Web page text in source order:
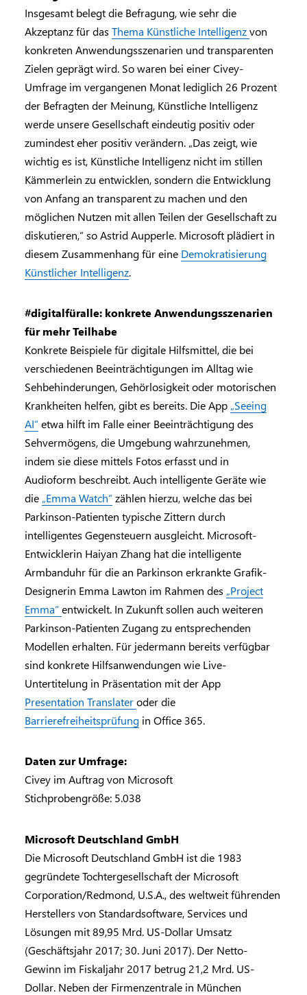
Insgesamt belegt die Befragung, wie sehr die
Akzeptanz für das Thema Künstliche Intelligenzvon
konkreten Anwendungsszenarien und transparenten
Zielen geprägt wird. So waren bei einer Civey-
Umfrage im vergangenen Monat lediglich 26 Prozent
der Befragten der Meinung, Künstliche Intelligenz
werde unsere Gesellschaft eindeutig positiv oder
zumindest eher positiv verändern. „Das zeigt, wie
wichtig es ist, Künstliche Intelligenz nicht im stillen
Kämmerlein zu entwicklen, sondern die Entwicklung
von Anfang an transparent zu machen und den
möglichen Nutzen mit allen Teilen der Gesellschaft zu
diskutieren,“ so Astrid Aupperle. Microsoft plädiert in
diesem Zusammenhang für eine Demokratisierung
Künstlicher Intelligenz.
#digitalfüralle: konkrete Anwendungsszenarien
für mehr Teilhabe
Konkrete Beispiele für digitale Hilfsmittel, die bei
verschiedenen Beeinträchtigungen im Alltag wie
Sehbehinderungen, Gehörlosigkeit oder motorischen
Krankheiten helfen, gibt es bereits. Die App „Seeing
AI“ etwa hilft im Falle einer Beeinträchtigung des
Sehvermögens, die Umgebung wahrzunehmen,
indem sie diese mittels Fotos erfasst und in
Audioform beschreibt. Auch intelligente Geräte wie
die „Emma Watch“ zählen hierzu, welche das bei
Parkinson-Patienten typische Zittern durch
intelligentes Gegensteuern ausgleicht. Microsoft-
Entwicklerin Haiyan Zhang hat die intelligente
Armbanduhr für die an Parkinson erkrankte Grafik-
Designerin Emma Lawton im Rahmen des „Project
Emma“ entwickelt. In Zukunft sollen auch weiteren
Parkinson-Patienten Zugang zu entsprechenden
Modellen erhalten. Für jedermann bereits verfügbar
sind konkrete Hilfsanwendungen wie Live-
Untertitelung in Präsentation mit der App
Presentation Translateroder die
Barrierefreiheitsprüfung in Office 365.
Daten zur Umfrage:
Civey im Auftrag von Microsoft
Stichprobengröße: 5.038
Microsoft Deutschland GmbH
Die Microsoft Deutschland GmbH ist die 1983
gegründete Tochtergesellschaft der Microsoft
Corporation/Redmond, U.S.A., des weltweit führenden
Herstellers von Standardsoftware, Services und
Lösungen mit 89,95 Mrd. US-Dollar Umsatz
(Geschäftsjahr 2017; 30. Juni 2017). Der Netto-
Gewinn im Fiskaljahr 2017 betrug 21,2 Mrd. US-
Dollar. Neben der Firmenzentrale in München